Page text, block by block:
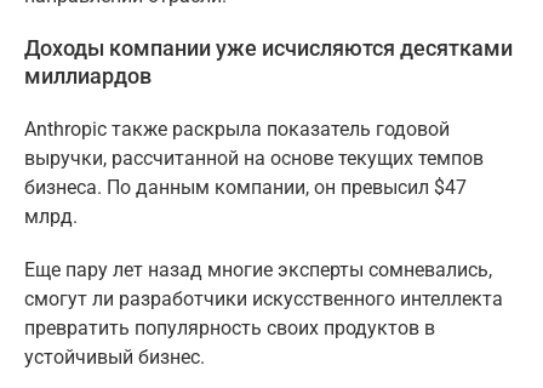
Доходы компании уже исчисляются десятками
миллиардов
Anthropic также раскрыла показатель годовой
выручки, рассчитанной на основе текущих темпов
бизнеса. По данным компании, он превысил $47
млрд.
Еще пару лет назад многие эксперты сомневались,
смогут ли разработчики искусственного интеллекта
превратить популярность своих продуктов в
устойчивый бизнес.